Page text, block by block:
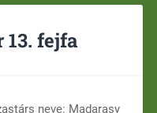
13. fejfa
neve: Madarasy